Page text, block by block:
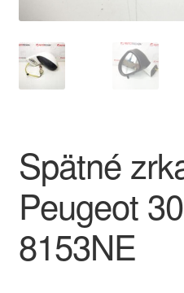
Platby
Reklamace
Reklamačný poriadok
Spätné
Peugeot
8153NE